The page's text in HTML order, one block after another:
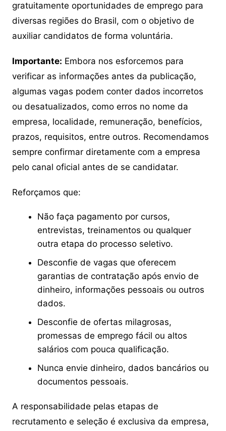
gratuitamente oportunidades de emprego para
diversas regiões do Brasil, com o objetivo de
auxiliar candidatos de forma voluntária.
Importante: Embora nos esforcemos para
verificar as informações antes da publicação,
algumas vagas podem conter dados incorretos
ou desatualizados, como erros no nome da
empresa, localidade, remuneração, benefícios,
prazos, requisitos, entre outros. Recomendamos
sempre confirmar diretamente com a empresa
pelo canal oficial antes de se candidatar.
Reforçamos que:
Não faça pagamento por cursos,
entrevistas, treinamentos ou qualquer
outra etapa do processo seletivo.
Desconfie de vagas que oferecem
garantias de contratação após envio de
dinheiro, informações pessoais ou outros
dados.
Desconfie de ofertas milagrosas,
promessas de emprego fácil ou altos
salários com pouca qualificação.
Nunca envie dinheiro, dados bancários ou
documentos pessoais.
A responsabilidade pelas etapas de
recrutamento e seleção é exclusiva da empresa,